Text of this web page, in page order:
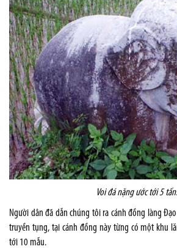
Voi đá nặng ước tới 5 tấn.
Người dân đã dẫn chúng tôi ra cánh đồng làng Đạo
truyền tụng, tại cánh đồng này từng có một khu
tới 10 mẫu.